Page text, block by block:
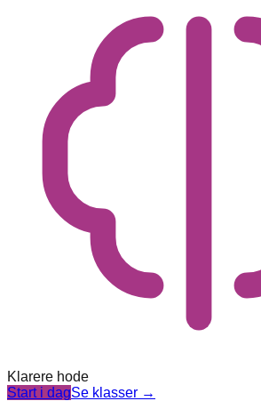
Klarere hode
Start i dagSe klasser →